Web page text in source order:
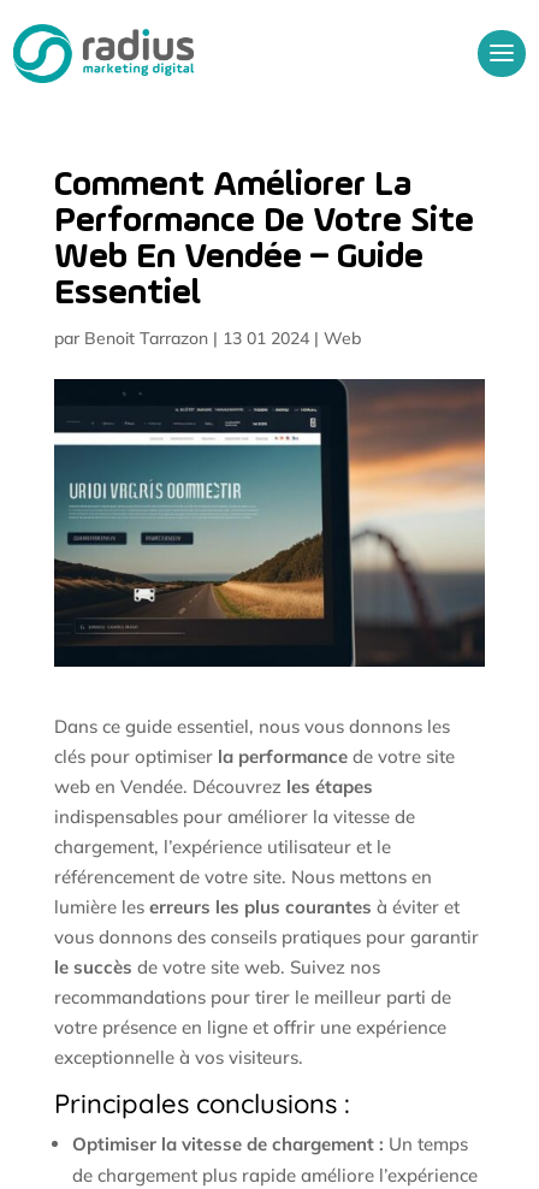
Audit Gratuit
Comment Améliorer La
Performance De Votre Site
Web En Vendée – Guide
Essentiel
par Benoit Tarrazon| 13 01 2024| Web
Dans ce guide essentiel, nous vous donnons les
clés pour optimiser la performancede votre site
web en Vendée. Découvrez les étapes
indispensables pour améliorer la vitesse de
chargement, l’expérience utilisateur et le
référencement de votre site. Nous mettons en
lumière les erreurs les plus courantes à éviter et
vous donnons des conseils pratiques pour garantir
le succès de votre site web. Suivez nos
recommandations pour tirer le meilleur parti de
votre présence en ligne et offrir une expérience
exceptionnelle à vos visiteurs.
Principales conclusions :
Optimiser la vitesse de chargement : Un temps
de chargement plus rapide améliore l’expérience